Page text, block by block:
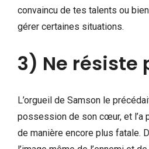
convaincu de tes talents ou
gérer certaines situations.
3) Ne résiste
L’orgueil de Samson le
possession de son cœur, et l’a
de manière encore plus fatale.